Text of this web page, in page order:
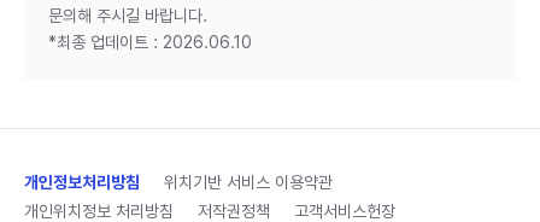
문의해 주시길 바랍니다.
*최종 업데이트 : 2026.06.10
개인정보처리방침
위치기반 서비스 이용약관
개인위치정보 처리방침
저작권정책 고객서비스헌장